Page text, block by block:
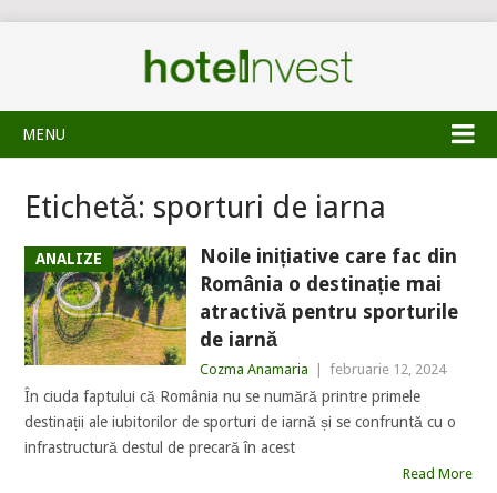
MENU
Etichetă: sporturi de iarna
ANALIZE
Noile inițiative care fac din
România o destinație mai
atractivă pentru sporturile
de iarnă
Cozma Anamaria februarie 12, 2024
În ciuda faptului că România nu se numără printre primele
destinații ale iubitorilor de sporturi de iarnă și se confruntă cu o
infrastructură destul de precară în acest
Read More